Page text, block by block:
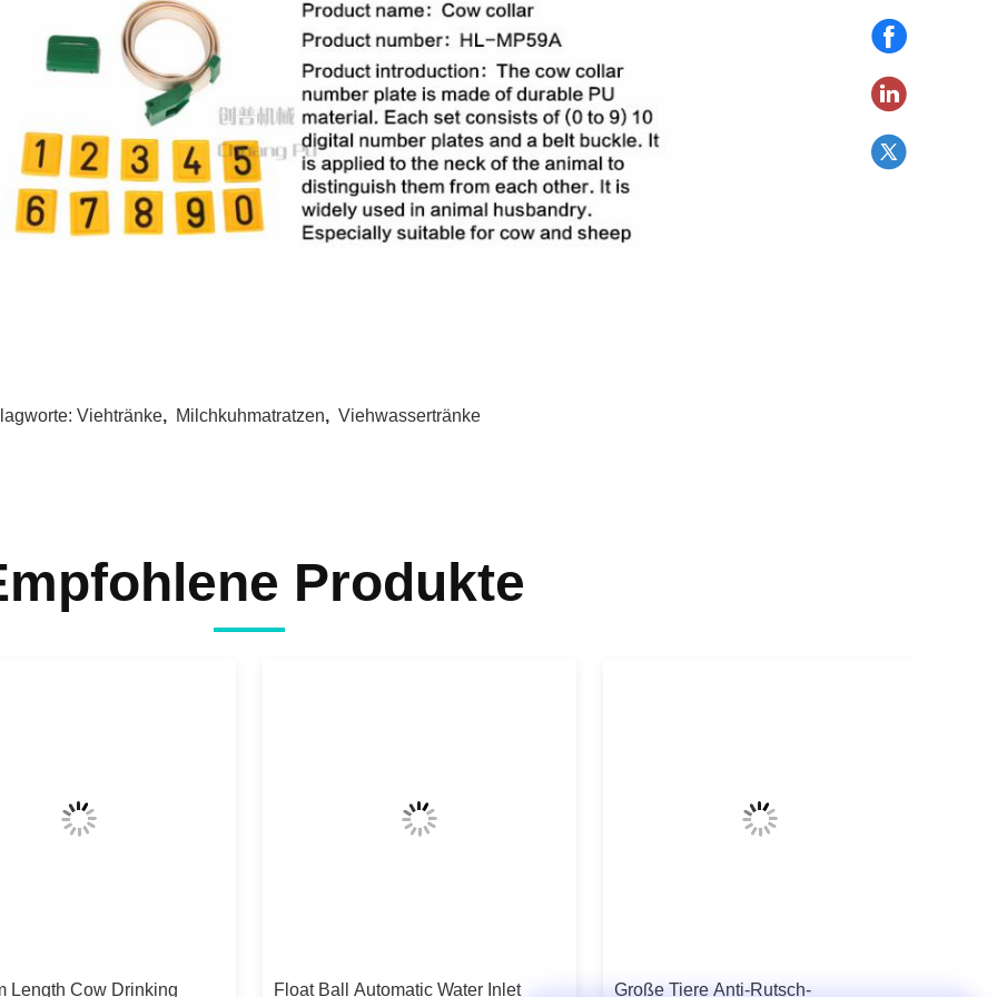
Viehtränke, Milchkuhmatratzen, Viehwassertränke
Produkte
Length Cow Drinking Float Ball Automatic Water Inlet Große Tiere Anti-Rutsch-